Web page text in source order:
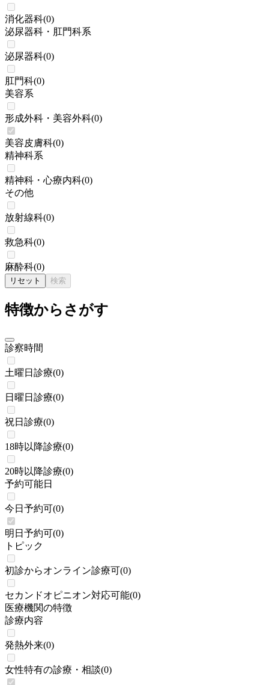
消化器科(0)
泌尿器科・肛門科系
泌尿器科(0)
肛門科(0)
美容系
形成外科・美容外科(0)
美容皮膚科(0)
精神科系
精神科・心療内科(0)
その他
放射線科(0)
救急科(0)
麻酔科(0)
リセット 検索
特徴からさがす
診察時間
土曜日診療(0)
日曜日診療(0)
祝日診療(0)
18時以降診療(0)
20時以降診療(0)
予約可能日
今日予約可(0)
明日予約可(0)
トピック
初診からオンライン診療可(0)
セカンドオピニオン対応可能(0)
医療機関の特徴
診療内容
発熱外来(0)
女性特有の診療・相談(0)